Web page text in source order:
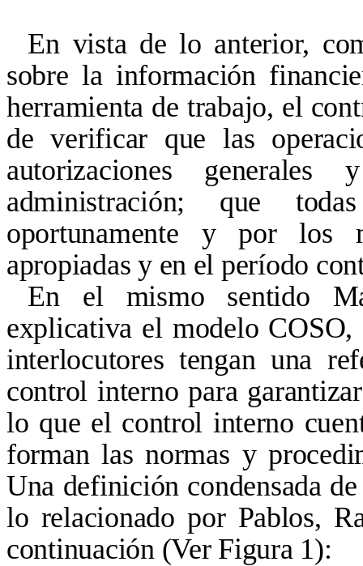
En vista de lo anterior,
sobre la información
herramienta de trabajo, el
de verificar que las
autorizaciones
administración; que
oportunamente y por los
apropiadas y en el período
En el mismo sentido
explicativa el modelo COSO,
interlocutores tengan una
control interno para
lo que el control interno
forman las normas y
Una definición condensada
lo relacionado por Pablos,
continuación (Ver Figura 1):